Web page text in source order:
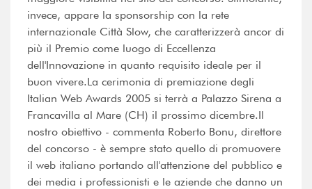
invece, appare la sponsorship con la rete
internazionale Città Slow, che caratterizzerà ancor di
più il Premio come luogo di Eccellenza
dell'Innovazione in quanto requisito ideale per il
buon vivere.La cerimonia di premiazione degli
Italian Web Awards 2005 si terrà a Palazzo Sirena a
Francavilla al Mare (CH) il prossimo dicembre.Il
nostro obiettivo - commenta Roberto Bonu, direttore
del concorso - è sempre stato quello di promuovere
il web italiano portando all'attenzione del pubblico e
dei media i professionisti e le aziende che danno un